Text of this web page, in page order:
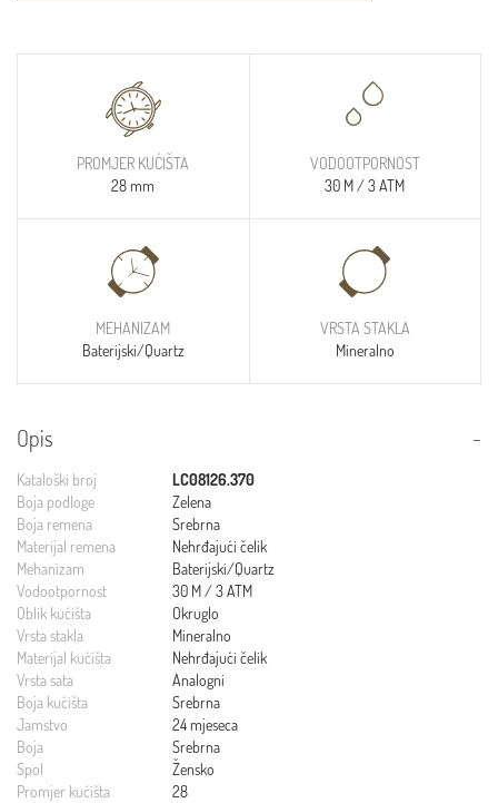
PROMJER KUĆIŠTA
28 mm
VODOOTPORNOST
30 M / 3 ATM
MEHANIZAM
Baterijski/Quartz
VRSTA STAKLA
Mineralno
Opis
Kataloški broj
LC08126.370
Boja podloge
Zelena
Boja remena
Srebrna
Materijal remena
Nehrđajući čelik
Mehanizam
Baterijski/Quartz
Vodootpornost
30 M / 3 ATM
Oblik kućišta
Okruglo
Vrsta stakla
Mineralno
Materijal kućišta
Nehrđajući čelik
Vrsta sata
Analogni
Boja kućišta
Srebrna
Jamstvo
24 mjeseca
Boja
Srebrna
Spol
Žensko
Promjer kućišta
28